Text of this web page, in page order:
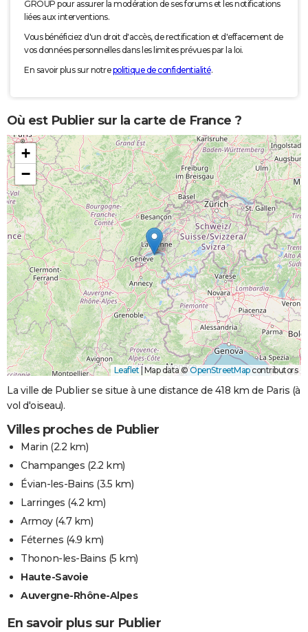
GROUP pour assurer la modération de ses forums et les notifications
liées aux interventions.
Vous bénéficiez d'un droit d'accès, de rectification et d'effacement de
vos données personnelles dans les limites prévues par la loi.
En savoir plus sur notrepolitique de confidentialité.
Où est Publier sur la carte de France ?
+
−
Leaflet| Map data ©OpenStreetMapcontributors
La ville de Publier se situe à une distance de 418 km de Paris (à
vol d'oiseau).
Villes proches de Publier
Marin (2.2 km)
Champanges (2.2 km)
Évian-les-Bains (3.5 km)
Larringes (4.2 km)
Armoy(4.7 km)
Féternes (4.9 km)
Thonon-les-Bains (5 km)
Haute-Savoie
Auvergne-Rhône-Alpes
En savoir plus sur Publier